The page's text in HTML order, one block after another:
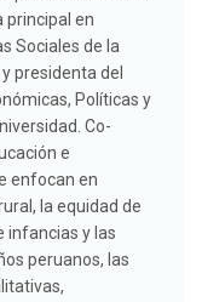
principal en
Sociales de la
presidenta del
Políticas y
Co-
e
enfocan en
la equidad de
infancias y las
peruanos, las